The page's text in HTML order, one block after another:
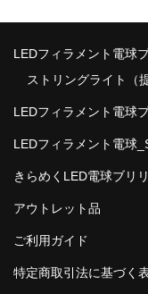
LEDフィラメント電球
ストリングライト（
LEDフィラメント電球
LEDフィラメント電球
きらめくLED電球ブリ
アウトレット品
ご利用ガイド
特定商取引法に基づく